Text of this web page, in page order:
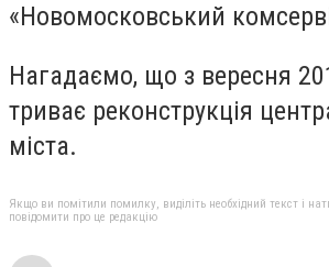
«Новомосковський
Нагадаємо, що з вересня
триває реконструкція
міста.
Якщо ви помітили помилку, виділіть необхідний текст і
повідомити про це редакцію